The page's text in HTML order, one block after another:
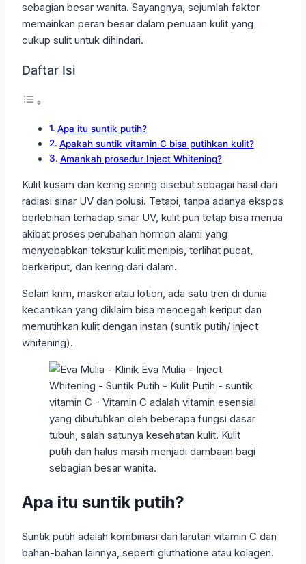
sebagian besar wanita. Sayangnya, sejumlah faktor
memainkan peran besar dalam penuaan kulit yang
cukup sulit untuk dihindari.
Daftar Isi
Apa itu suntik putih?
Apakah suntik vitamin C bisa putihkan kulit?
Amankah prosedur Inject Whitening?
Kulit kusam dan kering sering disebut sebagai hasil dari
radiasi sinar UV dan polusi. Tetapi, tanpa adanya ekspos
berlebihan terhadap sinar UV, kulit pun tetap bisa menua
akibat proses perubahan hormon alami yang
menyebabkan tekstur kulit menipis, terlihat pucat,
berkeriput, dan kering dari dalam.
Selain krim, masker atau lotion, ada satu tren di dunia
kecantikan yang diklaim bisa mencegah keriput dan
memutihkan kulit dengan instan (suntik putih/ inject
whitening).
Apa itu suntik putih?
Suntik putih adalah kombinasi dari larutan vitamin C dan
bahan-bahan lainnya, seperti gluthatione atau kolagen.